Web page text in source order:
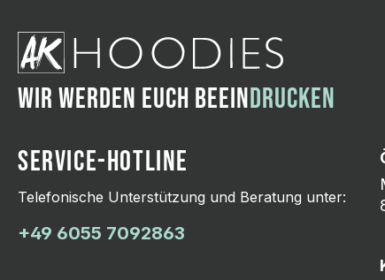
WIR WERDEN EUCH BEEINDRUCKEN
SERVICE-HOTLINE
Telefonische Unterstützung und Beratung unter:
+49 6055 7092863